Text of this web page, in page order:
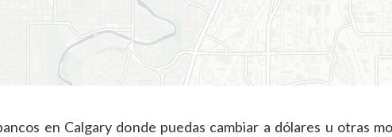
en Calgary donde puedas cambiar a dólares u otras